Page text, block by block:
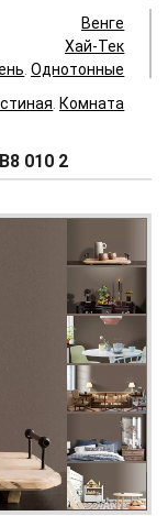
Венге
Хай-Тек
.Однотонные
. Комната
010 2